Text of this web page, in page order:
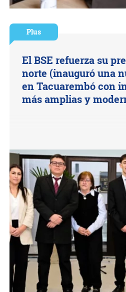
Plus
El BSE refuerza su
norte (inauguró una
en Tacuarembó con
más amplias y